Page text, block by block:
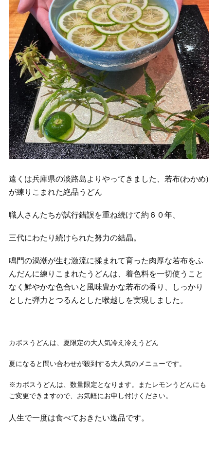
遠くは兵庫県の淡路島よりやってきました、若布(わかめ)
が練りこまれた絶品うどん
職人さんたちが試行錯誤を重ね続けて約６０年、
三代にわたり続けられた努力の結晶。
鳴門の渦潮が生む激流に揉まれて育った肉厚な若布をふ
んだんに練りこまれたうどんは、着色料を一切使うこと
なく鮮やかな色合いと風味豊かな若布の香り、しっかり
とした弾力とつるんとした喉越しを実現しました。
カボスうどんは、夏限定の大人気冷え冷えうどん
夏になると問い合わせが殺到する大人気のメニューです。
※カボスうどんは、数量限定となります。またレモンうどんにも
ご変更できますので、お気軽にお申し付けください。
人生で一度は食べておきたい逸品です。